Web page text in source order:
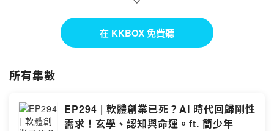
從多個面向切入新科技發展，為聽眾朋友帶來不一樣的思維！
⏰ 上架時間：每週一 20:00 於各大平台更新
https://linktr.ee/chengrenpindao3
Hosting provided by SoundOn
在 KKBOX 免費聽
所有集數
EP294 | 軟體創業已死？AI 時代回歸剛性
需求！玄學、認知與命運。ft. 簡少年